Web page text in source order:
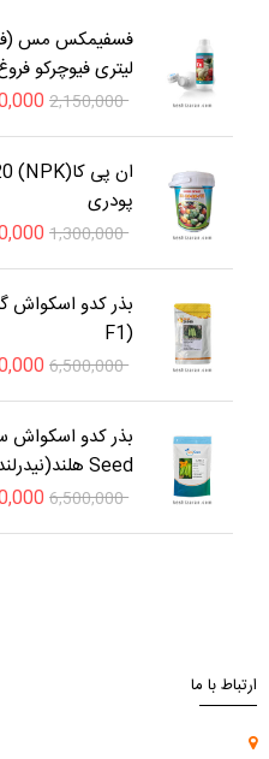
فسفیمکس مس
لیتری فیوچرکو
2,150,000
پودری
1,300,000
F1)
6,500,000
Seed هلند(نیدرلند)
6,500,000
ارتباط با ما